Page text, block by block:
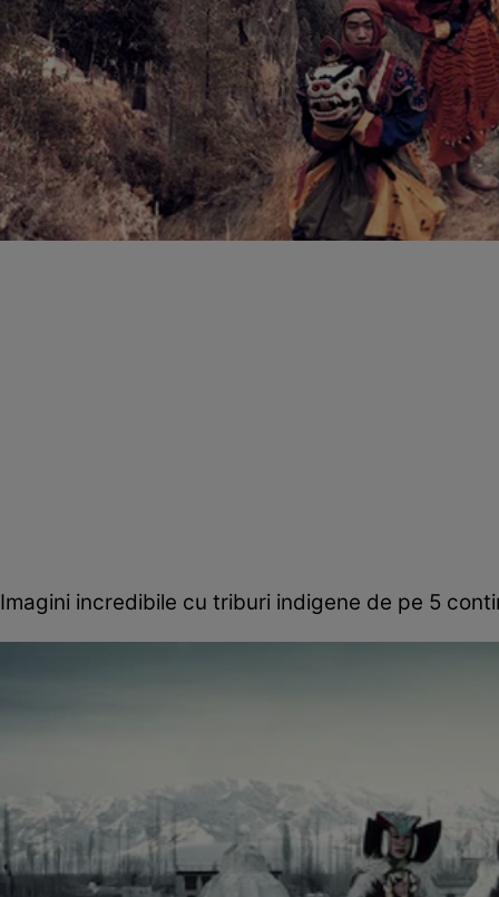
Imagini incredibile cu triburi indigene de pe 5